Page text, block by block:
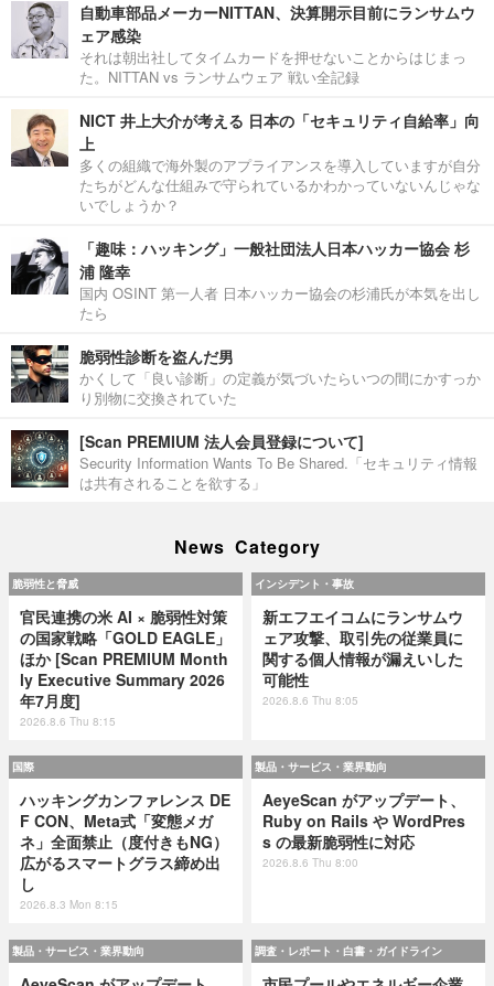
自動車部品メーカーNITTAN、決算開示目前にランサムウ
ェア感染
それは朝出社してタイムカードを押せないことからはじまっ
た。NITTAN vs ランサムウェア 戦い全記録
NICT 井上大介が考える 日本の「セキュリティ自給率」向
上
多くの組織で海外製のアプライアンスを導入していますが自分
たちがどんな仕組みで守られているかわかっていないんじゃな
いでしょうか？
「趣味：ハッキング」一般社団法人日本ハッカー協会 杉
浦 隆幸
国内 OSINT 第一人者 日本ハッカー協会の杉浦氏が本気を出し
たら
脆弱性診断を盗んだ男
かくして「良い診断」の定義が気づいたらいつの間にかすっか
り別物に交換されていた
[Scan PREMIUM 法人会員登録について]
Security Information Wants To Be Shared.「セキュリティ情報
は共有されることを欲する」
News Category
脆弱性と脅威
官民連携の米 AI × 脆弱性対策
の国家戦略「GOLD EAGLE」
ほか [Scan PREMIUM Month
ly Executive Summary 2026
年7月度]
2026.8.6 Thu 8:15
インシデント・事故
新エフエイコムにランサムウ
ェア攻撃、取引先の従業員に
関する個人情報が漏えいした
可能性
2026.8.6 Thu 8:05
国際
ハッキングカンファレンス DE
F CON、Meta式「変態メガ
ネ」全面禁止（度付きもNG）
広がるスマートグラス締め出
し
2026.8.3 Mon 8:15
製品・サービス・業界動向
AeyeScan がアップデート、
Ruby on Rails や WordPres
s の最新脆弱性に対応
2026.8.6 Thu 8:00
製品・サービス・業界動向 調査・レポート・白書・ガイドライン